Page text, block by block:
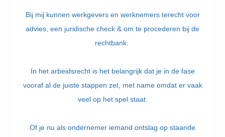
Bij mij kunnen werkgevers en werknemers terecht voor
advies, een juridische check & om te procederen bij de
rechtbank.
In het arbeidsrecht is het belangrijk dat je in de fase
vooraf al de juiste stappen zet, met name omdat er vaak
veel op het spel staat.
Of je nu als ondernemer iemand ontslag op staande